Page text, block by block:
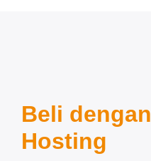
Beli dengan
Hosting